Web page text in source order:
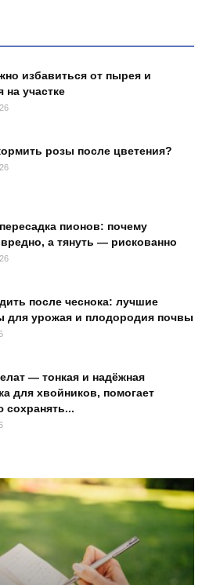
избавиться от пырея и
на участке
розы после цветения?
пионов: почему
а тянуть — рискованно
после чеснока: лучшие
для урожая и плодородия почвы
— тонкая и надёжная
для хвойников, помогает
сохранять...